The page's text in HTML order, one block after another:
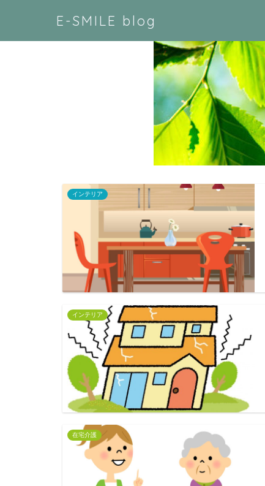
E-SMILE blog
インテリア
インテリア
在宅介護